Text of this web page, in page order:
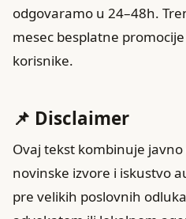
odgovaramo u 24–48h.
mesec besplatne
korisnike.
📌 Disclaimer
Ovaj tekst kombinuje
novinske izvore i iskustvo
pre velikih poslovnih